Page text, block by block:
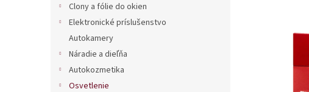
Clony a fólie do okien
Elektronické príslušenstvo
Autokamery
Náradie a dieľňa
Autokozmetika
Osvetlenie